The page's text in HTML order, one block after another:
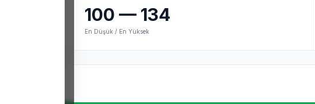
100 — 134
En Düşük / En Yüksek